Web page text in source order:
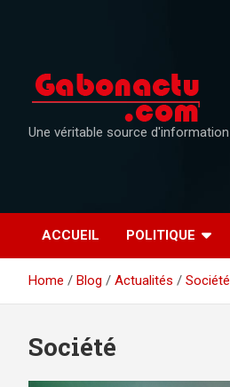
Une véritable source d'information
ACCUEIL POLITIQUE
Home Blog Actualités Société
Société